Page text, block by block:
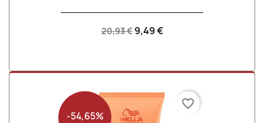
20,93 € 9,49 €
-54,65%
favorite_border